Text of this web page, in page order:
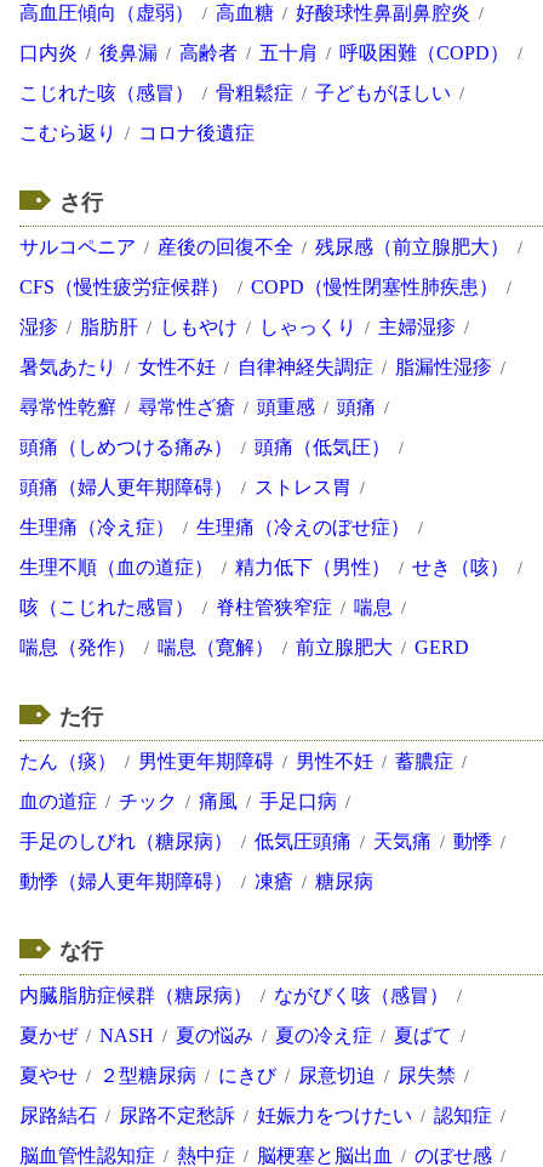
高血圧傾向（虚弱）
高血糖
好酸球性鼻副鼻腔炎
口内炎
後鼻漏 高齢者 五十肩
呼吸困難（COPD）
こじれた咳（感冒）
骨粗鬆症
子どもがほしい
こむら返り
コロナ後遺症
さ行
サルコペニア 産後の回復不全
残尿感（前立腺肥大）
CFS（慢性疲労症候群）
COPD（慢性閉塞性肺疾患）
湿疹
脂肪肝 しもやけ しゃっくり
主婦湿疹
暑気あたり
女性不妊 自律神経失調症
脂漏性湿疹
尋常性乾癬
尋常性ざ瘡 頭重感
頭痛
頭痛（しめつける痛み）
頭痛（低気圧）
頭痛（婦人更年期障碍）
ストレス胃
生理痛（冷え症）
生理痛（冷えのぼせ症）
生理不順（血の道症）
精力低下（男性）
せき（咳）
咳（こじれた感冒）
脊柱管狭窄症
喘息
喘息（発作）
喘息（寛解） 前立腺肥大 GERD
た行
たん（痰） 男性更年期障碍 男性不妊
蓄膿症
血の道症
チック 痛風
手足口病
手足のしびれ（糖尿病）
低気圧頭痛 天気痛
動悸
動悸（婦人更年期障碍）
凍瘡 糖尿病
な行
内臓脂肪症候群（糖尿病）
ながびく咳（感冒）
夏かぜ
NASH 夏の悩み 夏の冷え症
夏ばて
夏やせ
２型糖尿病 にきび 尿意切迫
尿失禁
尿路結石
尿路不定愁訴 妊娠力をつけたい
認知症
脳血管性認知症
熱中症 脳梗塞と脳出血
のぼせ感